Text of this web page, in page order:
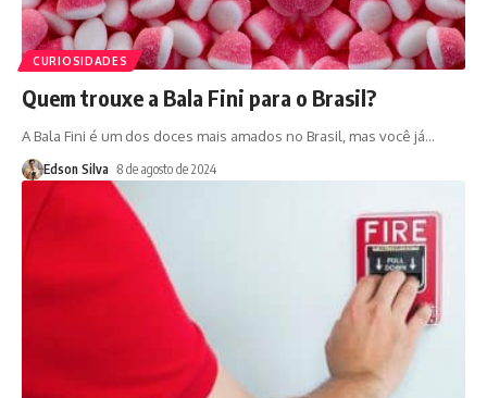
CURIOSIDADES
Quem trouxe a Bala Fini para o Brasil?
A Bala Fini é um dos doces mais amados no Brasil, mas você já…
Edson Silva 8 de agosto de 2024